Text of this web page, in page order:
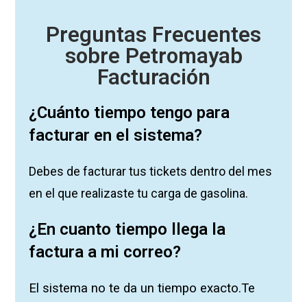
Preguntas Frecuentes
sobre Petromayab
Facturación
¿Cuánto tiempo tengo para
facturar en el sistema?
Debes de facturar tus tickets dentro del mes
en el que realizaste tu carga de gasolina.
¿En cuanto tiempo llega la
factura a mi correo?
El sistema no te da un tiempo exacto.Te